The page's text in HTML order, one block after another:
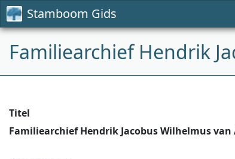
Stamboom Gids
Familiearchief Hendrik
Titel
Familiearchief Hendrik Jacobus Wilhelmus van